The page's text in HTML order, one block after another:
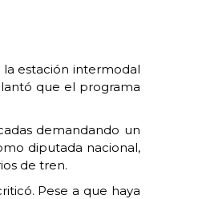
la estación intermodal
que el programa
demandando un
diputada nacional,
de tren.
Pese a que haya